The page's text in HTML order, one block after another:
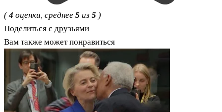
(4 оценки, среднее 5 из 5 )
Поделиться с друзьями
Вам также может понравиться